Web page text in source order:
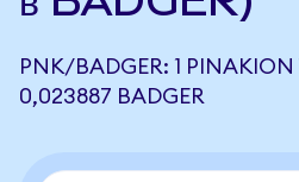
PNK/BADGER: 1
0,023887 BADGER